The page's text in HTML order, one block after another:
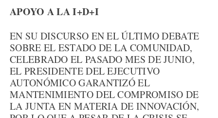
APOYO A LA I+D+I
EN SU DISCURSO EN EL ÚLTIMO DEBATE
SOBRE EL ESTADO DE LA COMUNIDAD,
CELEBRADO EL PASADO MES DE JUNIO,
EL PRESIDENTE DEL EJECUTIVO
AUTONÓMICO GARANTIZÓ EL
MANTENIMIENTO DEL COMPROMISO DE
LA JUNTA EN MATERIA DE INNOVACIÓN,